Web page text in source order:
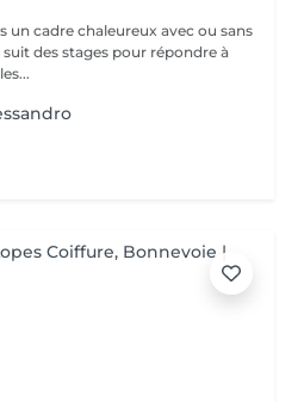
un cadre chaleureux avec ou sans
des stages pour répondre à